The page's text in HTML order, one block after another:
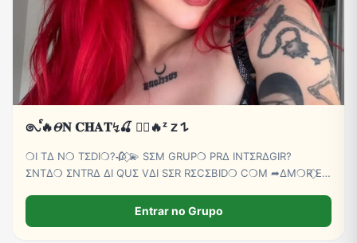
Tecnologia TV Vagas de Empregos
Vídeos
𑇢ᩘ🔥𝛩𝐍 𝐂𝐇𝐀𝐓↯🍒 ⃝⃔‌‌🔥ᶻ 𝗓 𐰁
❍I TΔ N❍ TΣDI❍?🥀 ⃟💫 SΣM GRUP❍ PRΔ INTΣRΔGIR?
ΣNTΔ❍ ΣNTRΔ ΔI QUΣ VΔI SΣR RΣCΣBID❍ C❍M ➦∆M❍R ⃟E
Entrar no Grupo